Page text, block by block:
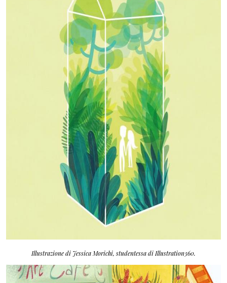
Illustrazione di Jessica Morichi, studentessa di Illustration360.